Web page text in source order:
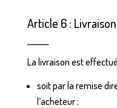
Article 6 :
La livraison est
soit par la remise
l’acheteur ;